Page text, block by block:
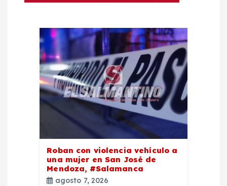
Roban con violencia vehículo a
una mujer en San José de
Mendoza, #Salamanca
agosto 7, 2026